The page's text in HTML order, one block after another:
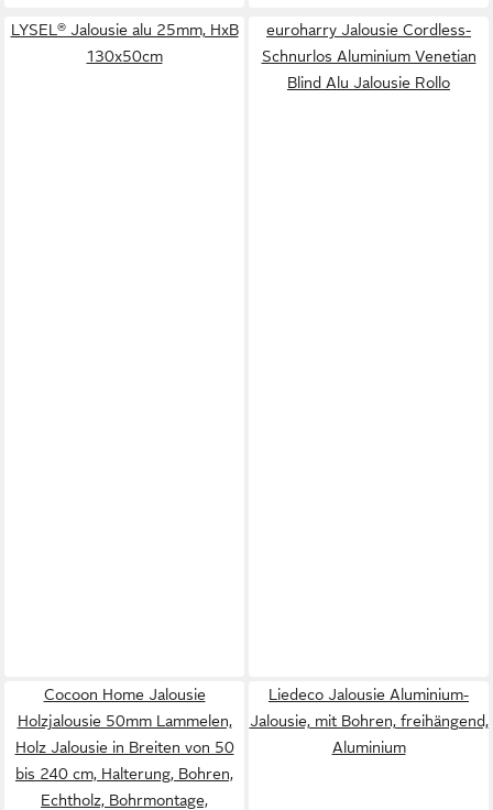
LYSEL® Jalousie alu 25mm, HxB
130x50cm
euroharry Jalousie Cordless-
Schnurlos Aluminium Venetian
Blind Alu Jalousie Rollo
Cocoon Home Jalousie
Holzjalousie 50mm Lammelen,
Holz Jalousie in Breiten von 50
bis 240 cm, Halterung, Bohren,
Echtholz, Bohrmontage,
Liedeco Jalousie Aluminium-
Jalousie, mit Bohren, freihängend,
Aluminium